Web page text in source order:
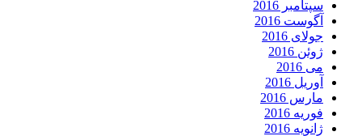
سپتامبر 2016
آگوست 2016
جولای 2016
ژوئن 2016
می 2016
آوریل 2016
مارس 2016
فوریه 2016
ژانویه 2016